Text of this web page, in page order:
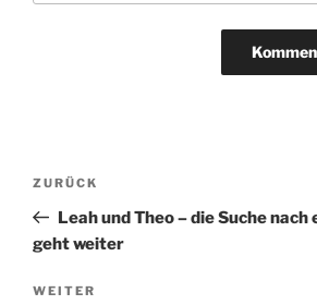
Beitragsnavigation
Vorheriger
Beitrag
ZURÜCK
Leah und Theo – die Suche nach
geht weiter
Nächster
WEITER